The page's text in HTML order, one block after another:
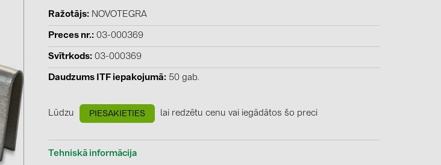
BUDMAT (6)
EVOPIPES (7)
FRONIUS (42)
GROMTOR (32)
HUAWEI (53)
JINKO (1)
Ražotājs NOVOTEGRA
Preces nr. 03-000369
Svītrkods 03-000369
Daudzums ITF iepakojumā 50 gab.
Lūdzu PIESAKIETIES lai redzētu cenu vai iegādātos šo preci
Tehniskā informācija